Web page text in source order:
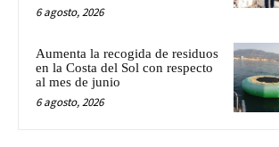
6 agosto, 2026
Aumenta la recogida de residuos
en la Costa del Sol con respecto
al mes de junio
6 agosto, 2026